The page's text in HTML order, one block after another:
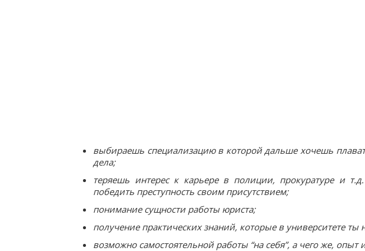
выбираешь специализацию в которой дальше хочешь
дела;
теряешь интерес к карьере в полиции, прокуратуре и
победить преступность своим присутствием;
понимание сущности работы юриста;
получение практических знаний, которые в университете
возможно самостоятельной работы “на себя”, а чего же,